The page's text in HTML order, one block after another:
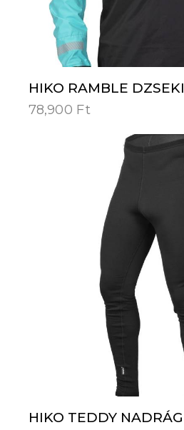
HIKO RAMBLE DZSEKI
78,900 Ft
HIKO TEDDY NADRÁG